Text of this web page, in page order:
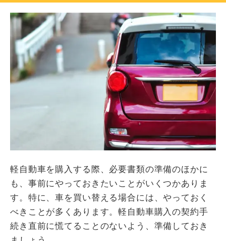
軽自動車を購入する際、必要書類の準備のほかに
も、事前にやっておきたいことがいくつかありま
す。特に、車を買い替える場合には、やっておく
べきことが多くあります。軽自動車購入の契約手
続き直前に慌てることのないよう、準備しておき